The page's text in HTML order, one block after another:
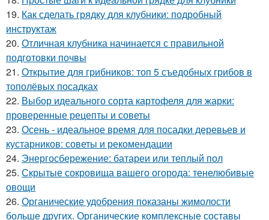
19. Как сделать грядку для клубники: подробный
инструктаж
20. Отличная клубника начинается с правильной
подготовки почвы
21. Открытие для грибников: топ 5 съедобных грибов в
тополёвых посадках
22. Выбор идеального сорта картофеля для жарки:
проверенные рецепты и советы
23. Осень - идеальное время для посадки деревьев и
кустарников: советы и рекомендации
24. Энергосбережение: батареи или теплый пол
25. Скрытые сокровища вашего огорода: тенелюбивые
овощи
26. Органические удобрения показаны жимолости
больше других. Органические комплексные составы